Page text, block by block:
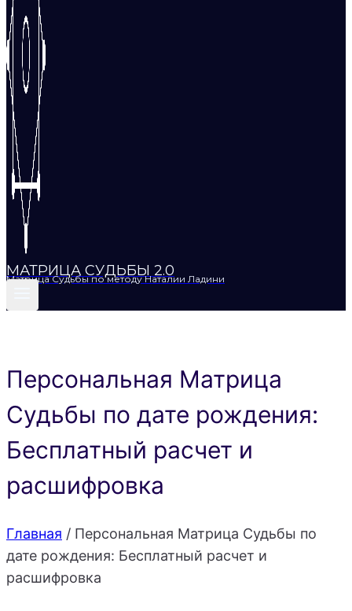
МАТРИЦА СУДЬБЫ 2.0
Матрица Судьбы по методу Наталии Ладини
Персональная Матрица
Судьбы по дате рождения:
Бесплатный расчет и
расшифровка
Главная / Персональная Матрица Судьбы по
дате рождения: Бесплатный расчет и
расшифровка